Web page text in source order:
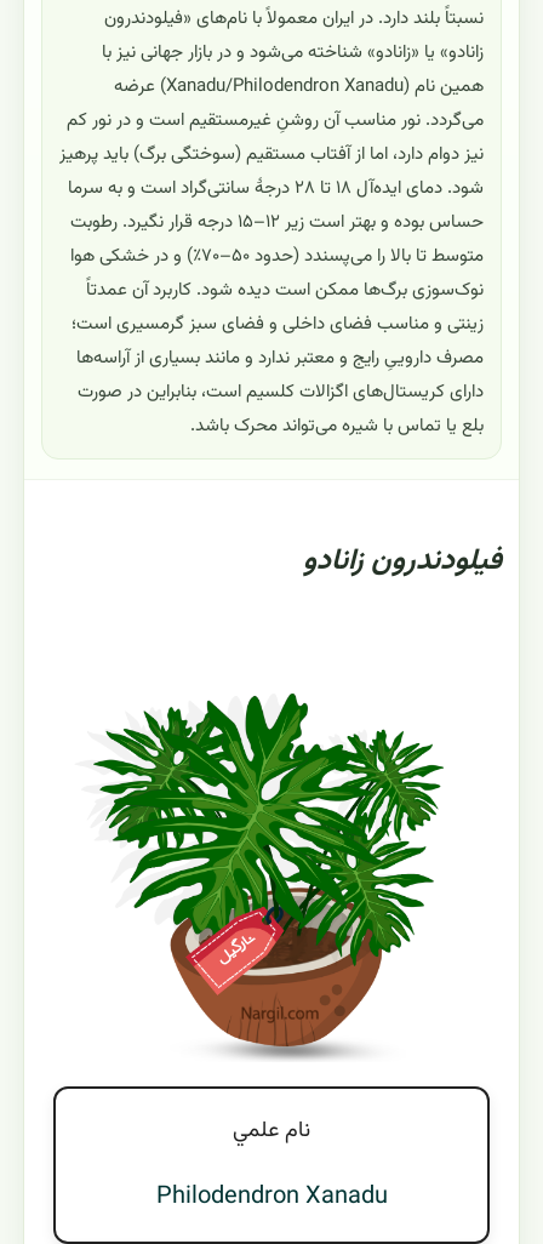
نسبتاً بلند دارد. در ایران معمولاً با نام‌های «فیلودندرون
زانادو» یا «زانادو» شناخته می‌شود و در بازار جهانی نیز با
همین نام (Xanadu/Philodendron Xanadu) عرضه
می‌گردد. نور مناسب آن روشنِ غیرمستقیم است و در نور کم
نیز دوام دارد، اما از آفتاب مستقیم (سوختگی برگ) باید پرهیز
شود. دمای ایده‌آل ۱۸ تا ۲۸ درجهٔ سانتی‌گراد است و به سرما
حساس بوده و بهتر است زیر ۱۲–۱۵ درجه قرار نگیرد. رطوبت
متوسط تا بالا را می‌پسندد (حدود ۵۰–۷۰٪) و در خشکی هوا
نوک‌سوزی برگ‌ها ممکن است دیده شود. کاربرد آن عمدتاً
زینتی و مناسب فضای داخلی و فضای سبز گرمسیری است؛
مصرف داروییِ رایج و معتبر ندارد و مانند بسیاری از آراسه‌ها
دارای کریستال‌های اگزالات کلسیم است، بنابراین در صورت
بلع یا تماس با شیره می‌تواند محرک باشد.
فیلودندرون زانادو
نام علمي
Philodendron Xanadu